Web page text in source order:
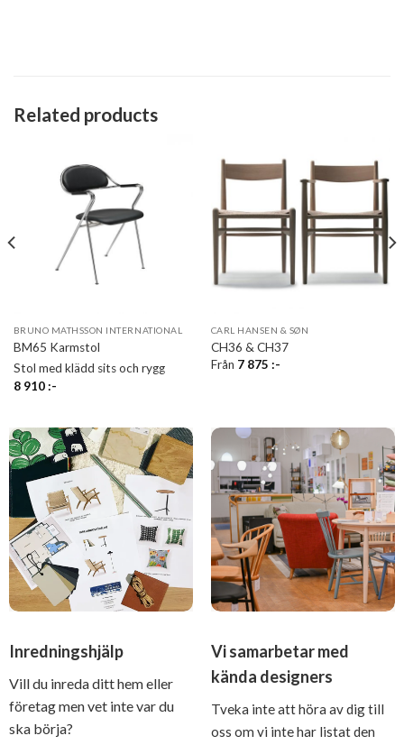
Related products
BRUNO MATHSSON INTERNATIONAL
BM65 Karmstol
Stol med klädd sits och rygg
8 910:-
CARL HANSEN & SØN
CH36 & CH37
Från 7 875 :-
Inredningshjälp
Vill du inreda ditt hem eller
företag men vet inte var du
ska börja?
Vi samarbetar med
kända designers
Tveka inte att höra av dig till
oss om vi inte har listat den